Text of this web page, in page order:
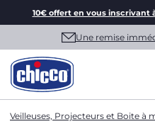
10€ offert en vous inscrivant
Une remise
Veilleuses, Projecteurs et Boite à